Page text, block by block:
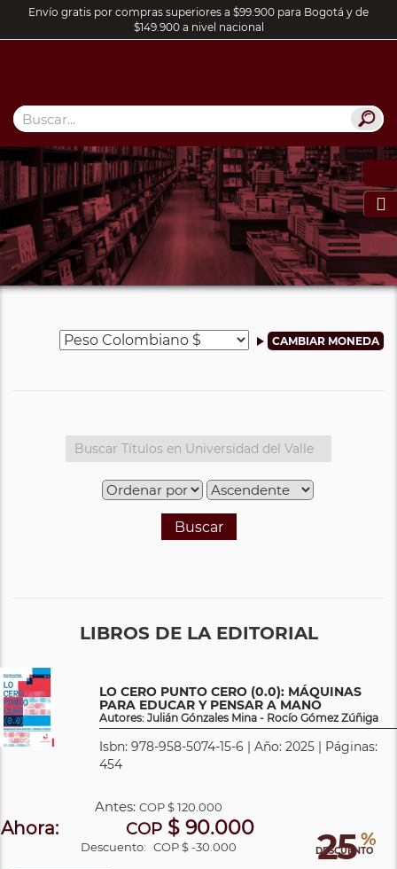
Envío gratis por compras superiores a $99.900 para Bogotá y de
$149.900 a nivel nacional

Buscar
LIBROS DE LA EDITORIAL
LO CERO PUNTO CERO (0.0): MÁQUINAS
PARA EDUCAR Y PENSAR A MANO
Autores: Julián Gónzales Mina - Rocío Gómez Zúñiga
Isbn: 978-958-5074-15-6 | Año: 2025 | Páginas:
454
25 %
DESCUENTO
Antes:COP$ 120.000
Ahora: COP$ 90.000
Descuento: COP $ -30.000